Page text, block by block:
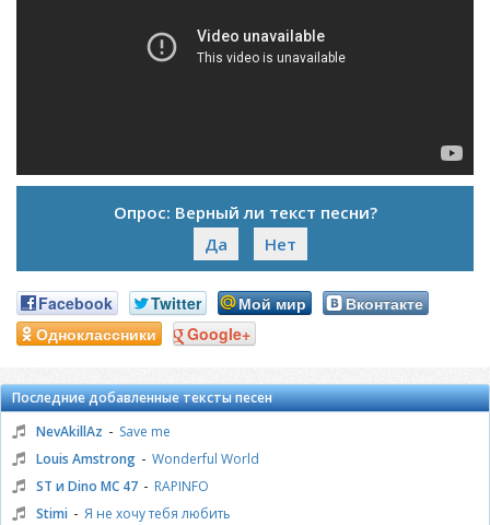
Опрос: Верный ли текст песни?
Да
Нет
Facebook Twitter Мой мир
Вконтакте
Одноклассники
Google+
Последние добавленные тексты песен
NevAkillAz - Save me
Louis Amstrong - Wonderful World
ST и Dino MC 47 - RAPINFO
Stimi - Я не хочу тебя любить